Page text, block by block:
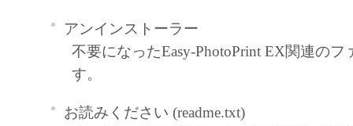
アンインストーラー
不要になったEasy-PhotoPrint EX関連の
す。
お読みください (readme.txt)